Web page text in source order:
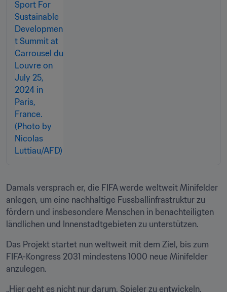
Damals versprach er, die FIFA werde weltweit Minifelder
anlegen, um eine nachhaltige Fussballinfrastruktur zu
fördern und insbesondere Menschen in benachteiligten
ländlichen und Innenstadtgebieten zu unterstützen.
Das Projekt startet nun weltweit mit dem Ziel, bis zum
FIFA-Kongress 2031 mindestens 1000 neue Minifelder
anzulegen.
„Hier geht es nicht nur darum, Spieler zu entwickeln,